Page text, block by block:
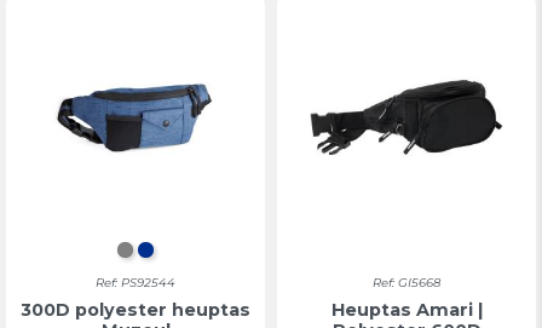
GRIJSBLAUW
Ref: PS92544
300D polyester heuptas
Ref: GI5668
Heuptas Amari |